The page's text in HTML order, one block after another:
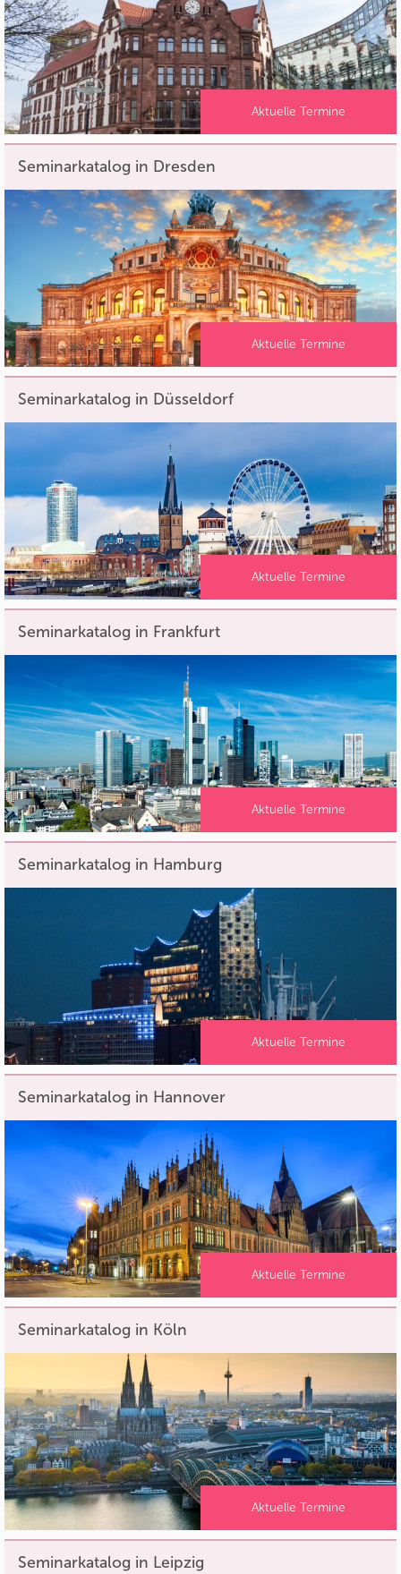
Aktuelle Termine
Seminarkatalog in Dresden
Aktuelle Termine
Seminarkatalog in Düsseldorf
Aktuelle Termine
Seminarkatalog in Frankfurt
Aktuelle Termine
Seminarkatalog in Hamburg
Aktuelle Termine
Seminarkatalog in Hannover
Aktuelle Termine
Seminarkatalog in Köln
Aktuelle Termine
Seminarkatalog in Leipzig